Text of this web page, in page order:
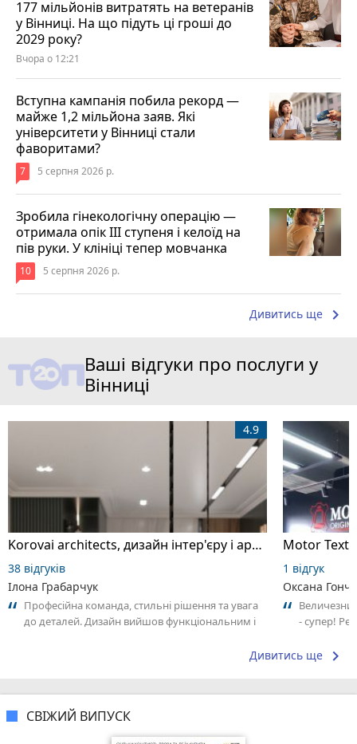
177 мільйонів витратять на ветеранів
у Вінниці. На що підуть ці гроші до
2029 року?
Вчора о 12:21
Вступна кампанія побила рекорд —
майже 1,2 мільйона заяв. Які
університети у Вінниці стали
фаворитами?
7 5 серпня 2026 р.
Зробила гінекологічну операцію —
отримала опік ІІІ ступеня і келоїд на
пів руки. У клініці тепер мовчанка
10 5 серпня 2026 р.
Дивитись ще keyboard_arrow_right
Ваші відгуки про послуги у
Вінниці
Korovai architects, дизайн інтер'єру і архітектура
4.9
38 відгуків
Ілона Грабарчук
Професійна команда, стильні рішення та увага
до деталей. Дизайн вийшов функціональним і
1 відгук
Оксана
- супер!
Дивитись ще keyboard_arrow_right
СВІЖИЙ ВИПУСК